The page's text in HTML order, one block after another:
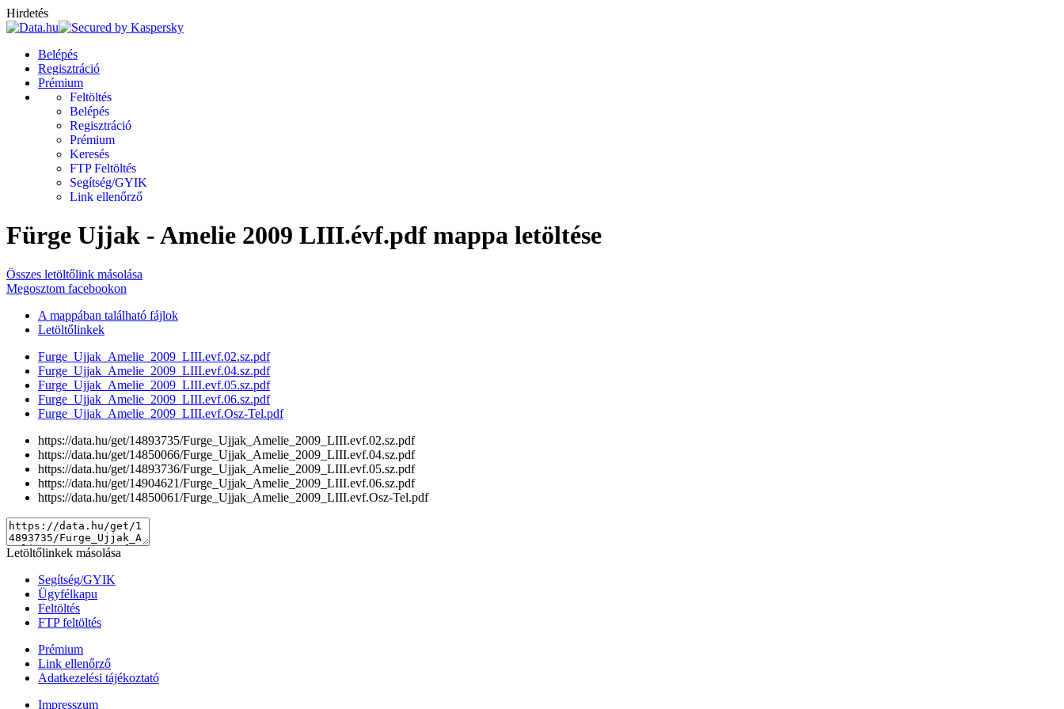
Hirdetés
Belépés
Regisztráció
Prémium
Feltöltés
Belépés
Regisztráció
Prémium
Keresés
FTP Feltöltés
Segítség/GYIK
Link ellenőrző
Fürge Ujjak - Amelie 2009 LIII.évf.pdf mappa letöltése
Összes letöltőlink másolása
Megosztom facebookon
A mappában található fájlok
Letöltőlinkek
Furge_Ujjak_Amelie_2009_LIII.evf.02.sz.pdf
Furge_Ujjak_Amelie_2009_LIII.evf.04.sz.pdf
Furge_Ujjak_Amelie_2009_LIII.evf.05.sz.pdf
Furge_Ujjak_Amelie_2009_LIII.evf.06.sz.pdf
Furge_Ujjak_Amelie_2009_LIII.evf.Osz-Tel.pdf
https://data.hu/get/14893735/Furge_Ujjak_Amelie_2009_LIII.evf.02.sz.pdf
https://data.hu/get/14850066/Furge_Ujjak_Amelie_2009_LIII.evf.04.sz.pdf
https://data.hu/get/14893736/Furge_Ujjak_Amelie_2009_LIII.evf.05.sz.pdf
https://data.hu/get/14904621/Furge_Ujjak_Amelie_2009_LIII.evf.06.sz.pdf
https://data.hu/get/14850061/Furge_Ujjak_Amelie_2009_LIII.evf.Osz-Tel.pdf
Letöltőlinkek másolása
Segítség/GYIK
Ügyfélkapu
Feltöltés
FTP feltöltés
Prémium
Link ellenőrző
Adatkezelési tájékoztató
Impresszum